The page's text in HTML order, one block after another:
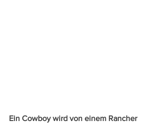
Ein Cowboy wird von einem Rancher